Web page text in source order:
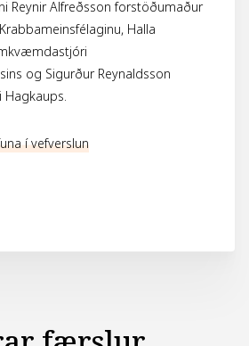
Reynir Alfreðsson forstöðumaður
Halla
og Sigurður Reynaldsson
í vefverslun